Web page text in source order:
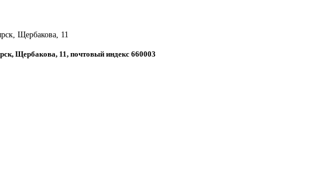
Щербакова, 11
Щербакова, 11, почтовый индекс 660003